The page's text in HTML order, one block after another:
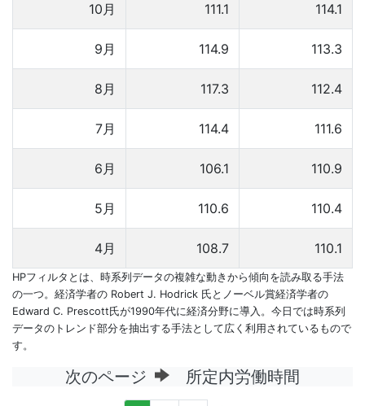
10月 111.1 114.1
9月 114.9 113.3
8月 117.3 112.4
7月 114.4 111.6
6月 106.1 110.9
5月 110.6 110.4
4月 108.7 110.1
HPフィルタとは、時系列データの複雑な動きから傾向を読み取る手法
の一つ。経済学者の Robert J. Hodrick 氏とノーベル賞経済学者の
Edward C. Prescott氏が1990年代に経済分野に導入。今日では時系列
データのトレンド部分を抽出する手法として広く利用されているもので
す。
次のページ 所定内労働時間